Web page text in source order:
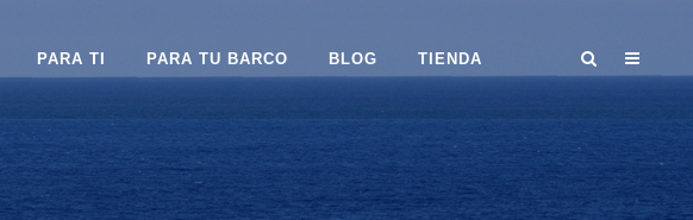
PARA TI PARA TU BARCO BLOG TIENDA